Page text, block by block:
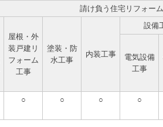
請け負う住宅リフォー
屋根・外
装戸建リ
フォーム
工事
塗装・防
水工事
内装工事
設備
電気設備
工事
○ ○ ○ ○